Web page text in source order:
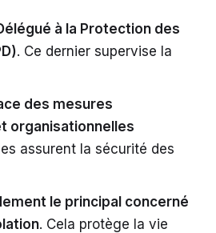
à la Protection des
. Ce dernier supervise la
des mesures
organisationnelles
assurent la sécurité des
le principal concerné
. Cela protège la vie